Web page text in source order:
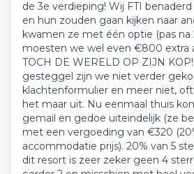
de 3e verdieping! Wij FTI
en hun zouden gaan kijken naar
kwamen ze met één optie (pas na
moesten we wel even €800 extra
TOCH DE WERELD OP ZIJN
gesteggel zijn we niet verder
klachtenformulier en meer niet,
het maar uit. Nu eenmaal thuis
gemail en gedoe uiteindelijk (ze
met een vergoeding van €320
accommodatie prijs). 20% van 5
dit resort is zeer zeker geen 4